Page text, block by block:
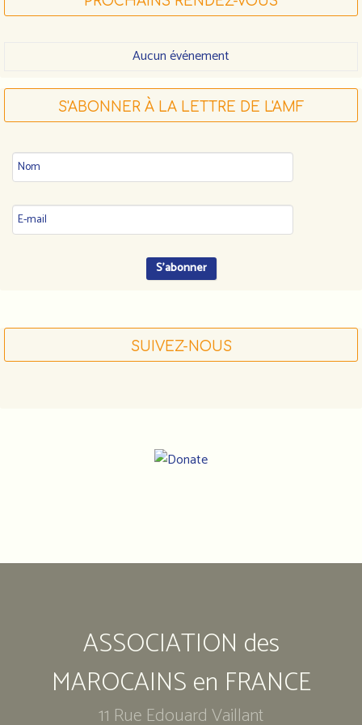
Aucun événement
S'ABONNER À LA LETTRE DE L'AMF
SUIVEZ-NOUS
adresse
des
marocains
en
France
ASSOCIATION des
MAROCAINS en FRANCE
11 Rue Edouard Vaillant